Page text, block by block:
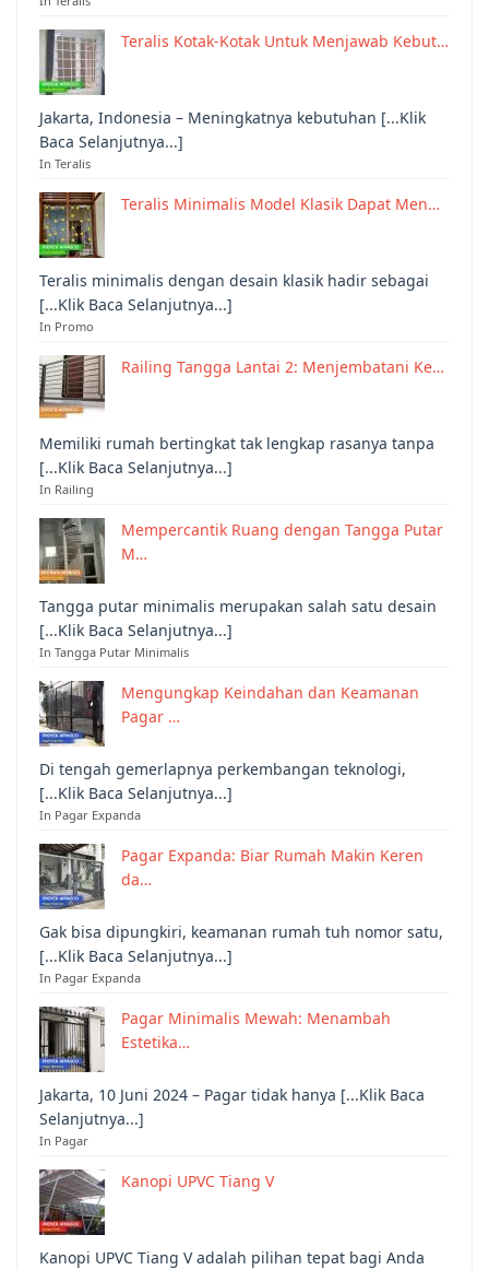
Teralis Kotak-Kotak Untuk Menjawab Kebut…
Jakarta, Indonesia – Meningkatnya kebutuhan [...Klik
Baca Selanjutnya...]
In Teralis
Teralis Minimalis Model Klasik Dapat Men…
Teralis minimalis dengan desain klasik hadir sebagai
[...Klik Baca Selanjutnya...]
In Promo
Railing Tangga Lantai 2: Menjembatani Ke…
Memiliki rumah bertingkat tak lengkap rasanya tanpa
[...Klik Baca Selanjutnya...]
In Railing
Mempercantik Ruang dengan Tangga Putar
M…
Tangga putar minimalis merupakan salah satu desain
[...Klik Baca Selanjutnya...]
In Tangga Putar Minimalis
Mengungkap Keindahan dan Keamanan
Pagar …
Di tengah gemerlapnya perkembangan teknologi,
[...Klik Baca Selanjutnya...]
In Pagar Expanda
Pagar Expanda: Biar Rumah Makin Keren
da…
Gak bisa dipungkiri, keamanan rumah tuh nomor satu,
[...Klik Baca Selanjutnya...]
In Pagar Expanda
Pagar Minimalis Mewah: Menambah
Estetika…
Jakarta, 10 Juni 2024 – Pagar tidak hanya [...Klik Baca
Selanjutnya...]
In Pagar
Kanopi UPVC Tiang V
Kanopi UPVC Tiang V adalah pilihan tepat bagi Anda